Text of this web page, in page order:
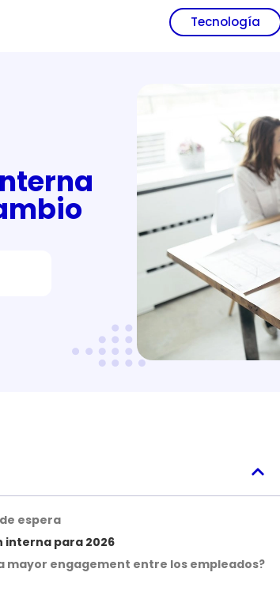
Tecnología
espera
interna para 2026
mayor engagement entre los empleados?